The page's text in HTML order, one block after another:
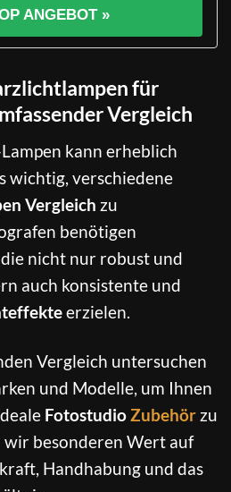
ANGEBOT »
für
Vergleich
kann erheblich
wichtig, verschiedene
Vergleich zu
benötigen
nicht nur robust und
auch konsistente und
erzielen.
Vergleich untersuchen
und Modelle, um Ihnen
Fotostudio Zubehör zu
besonderen Wert auf
Handhabung und das